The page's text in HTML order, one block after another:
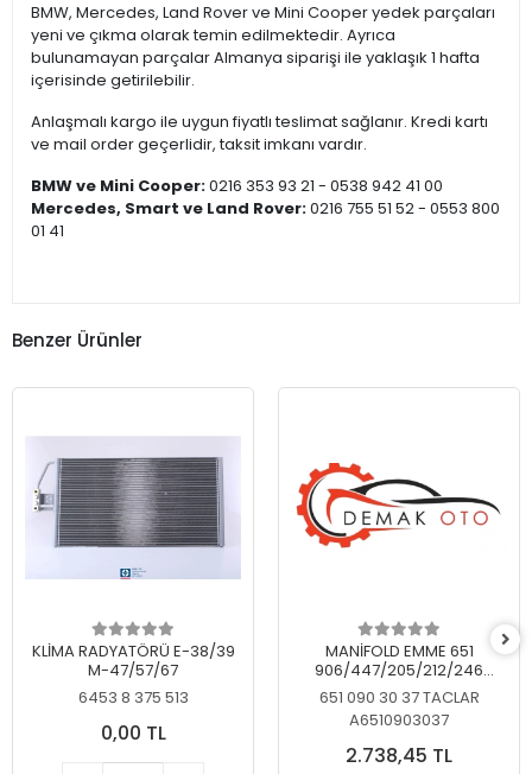
BMW, Mercedes, Land Rover ve Mini Cooper yedek parçaları
yeni ve çıkma olarak temin edilmektedir. Ayrıca
bulunamayan parçalar Almanya siparişi ile yaklaşık 1 hafta
içerisinde getirilebilir.
Anlaşmalı kargo ile uygun fiyatlı teslimat sağlanır. Kredi kartı
ve mail order geçerlidir, taksit imkanı vardır.
BMW ve Mini Cooper:0216 353 93 21 - 0538 942 41 00
Mercedes, Smart ve Land Rover:0216 755 51 52 - 0553 800
01 41
Benzer Ürünler
KLİMA RADYATÖRÜ E-38/39
M-47/57/67
6453 8 375 513
0,00 TL
MANİFOLD EMME 651
906/447/205/212/246
KELEBEKSİZ
651 090 30 37 TACLAR
A6510903037
2.738,45 TL